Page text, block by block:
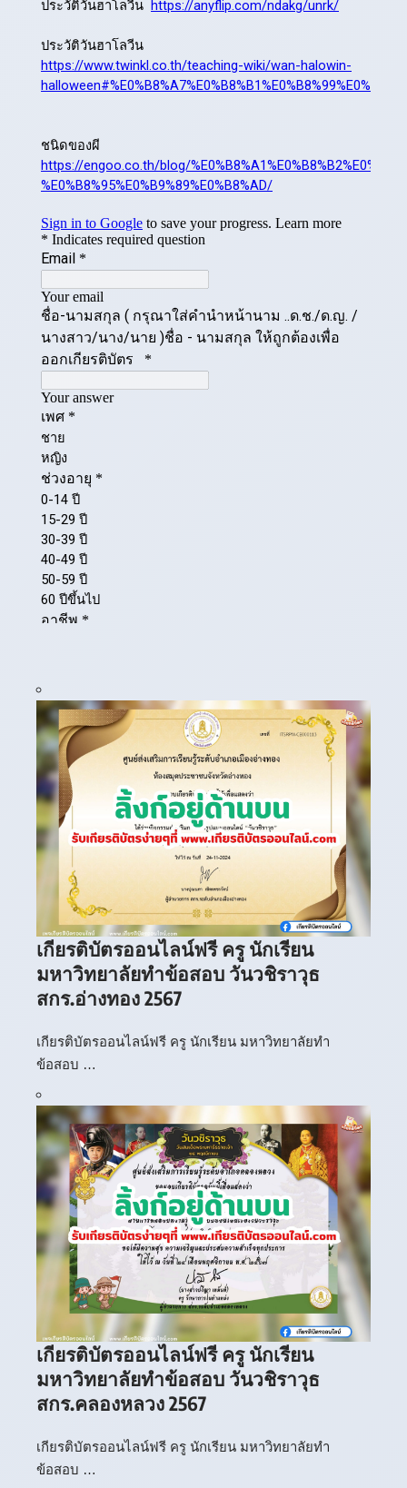
เกียรติบัตรออนไลน์ฟรี ครู นักเรียน
มหาวิทยาลัยทำข้อสอบ วันวชิราวุธ
สกร.อ่างทอง 2567
เกียรติบัตรออนไลน์ฟรี ครู นักเรียน มหาวิทยาลัยทำ
ข้อสอบ …
เกียรติบัตรออนไลน์ฟรี ครู นักเรียน
มหาวิทยาลัยทำข้อสอบ วันวชิราวุธ
สกร.คลองหลวง 2567
เกียรติบัตรออนไลน์ฟรี ครู นักเรียน มหาวิทยาลัยทำ
ข้อสอบ …